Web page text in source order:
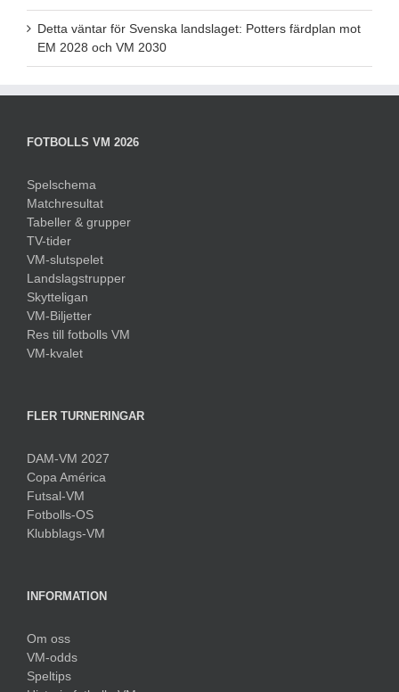
Detta väntar för Svenska landslaget: Potters färdplan mot
EM 2028 och VM 2030
FOTBOLLS VM 2026
Spelschema
Matchresultat
Tabeller & grupper
TV-tider
VM-slutspelet
Landslagstrupper
Skytteligan
VM-Biljetter
Res till fotbolls VM
VM-kvalet
FLER TURNERINGAR
DAM-VM 2027
Copa América
Futsal-VM
Fotbolls-OS
Klubblags-VM
INFORMATION
Om oss
VM-odds
Speltips